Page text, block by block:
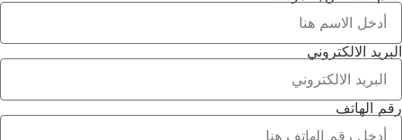
البريد الالكتروني
رقم الهاتف